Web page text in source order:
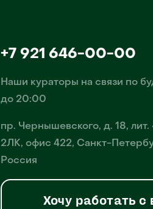
+7 921 646-00-00
Наши кураторы на связи по
до 20:00
пр. Чернышевского, д. 18,
2ЛК, офис 422, Санкт-
Россия
Хочу работать с